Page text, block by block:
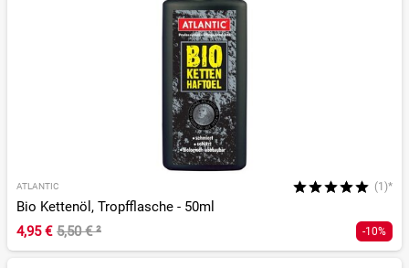
ATLANTIC (1)*
Bio Kettenöl, Tropfflasche - 50ml
4,95 € 5,50 €² -10%